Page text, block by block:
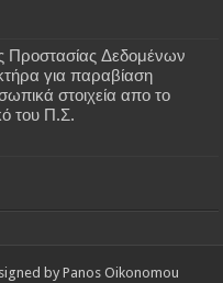
Προστασίας Δεδομένων
για παραβίαση
στοιχεία απο το
του Π.Σ.
by Panos Oikonomou